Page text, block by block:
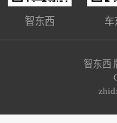
智东西 车
智东西